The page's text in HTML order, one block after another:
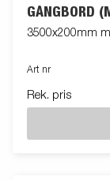
GÅNGBORD
3500x200mm
Art nr
Rek. pris